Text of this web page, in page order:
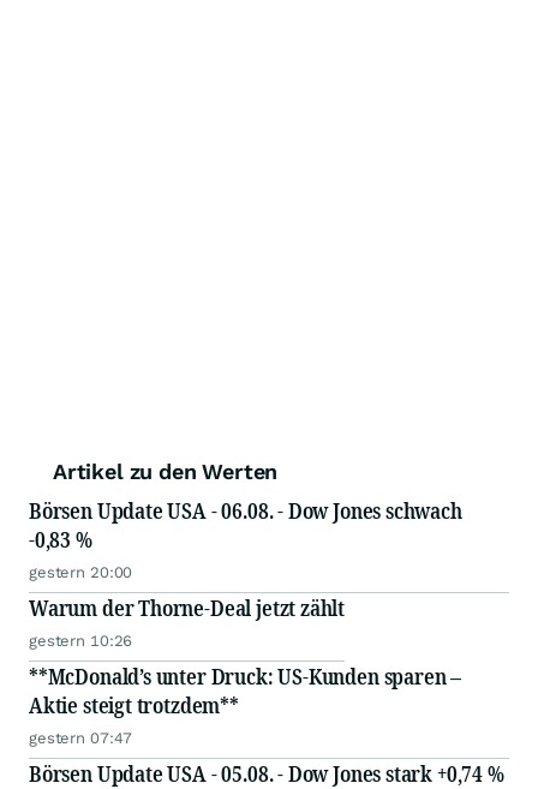
Artikel zu den Werten
Börsen Update USA - 06.08. - Dow Jones schwach
-0,83 %
gestern 20:00
Warum der Thorne-Deal jetzt zählt
gestern 10:26
**McDonald’s unter Druck: US-Kunden sparen –
Aktie steigt trotzdem**
gestern 07:47
Börsen Update USA - 05.08. - Dow Jones stark +0,74 %